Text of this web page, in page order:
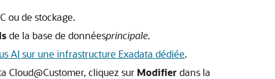
ou de stockage.
de la base de donnéesprincipale.
AI sur une infrastructure Exadata dédiée.
Cloud@Customer, cliquez sur Modifier dans la